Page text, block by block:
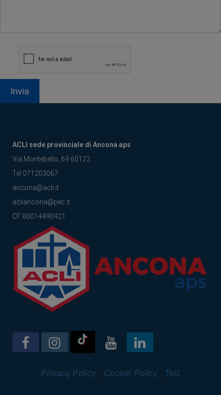
Invia
ACLI sede provinciale di Ancona aps
Via Montebello, 69 60122
Tel 071203067
ancona@acli.it
acliancona@pec.it
CF 80014490421
Privacy Policy Cookie Policy ToS